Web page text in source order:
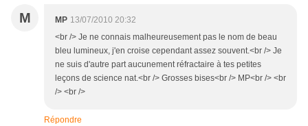
M MP 13/07/2010 20:32
<br /> Je ne connais malheureusement pas le nom de beau
bleu lumineux, j'en croise cependant assez souvent.<br /> Je
ne suis d'autre part aucunement réfractaire à tes petites
leçons de science nat.<br /> Grosses bises<br /> MP<br /> <br
/> <br />
Répondre